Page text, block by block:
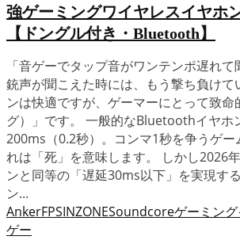
強ゲーミングワイヤレスイヤホ
【ドングル付き・Bluetooth】
「音ゲーでタップ音がワンテンポ遅れ
銃声が聞こえた時には、もう撃ち負けて
ンは快適ですが、ゲーマーにとって致命
グ）」です。 一般的なBluetoothイヤホ
200ms（0.2秒）。コンマ1秒を争うゲー
れは「死」を意味します。 しかし2026
ンと同等の「遅延30ms以下」を実現す
ン...
AnkerFPSINZONESoundcoreゲーミン
ゲー